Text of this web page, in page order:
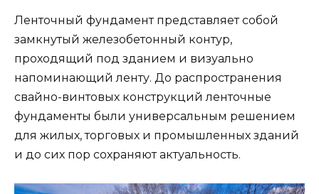
Ленточный фундамент представляет собой
замкнутый железобетонный контур,
проходящий под зданием и визуально
напоминающий ленту. До распространения
свайно-винтовых конструкций ленточные
фундаменты были универсальным решением
для жилых, торговых и промышленных зданий
и до сих пор сохраняют актуальность.